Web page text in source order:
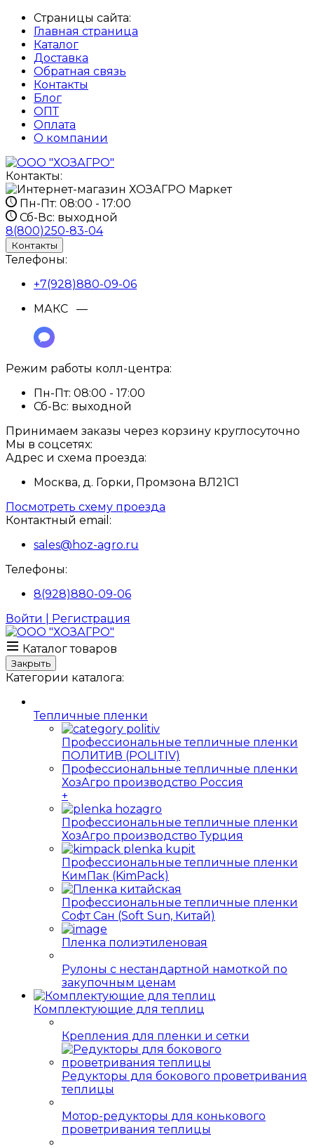
Страницы сайта:
Главная страница
Каталог
Доставка
Обратная связь
Контакты
Блог
ОПТ
Оплата
О компании
Контакты:
Пн-Пт: 08:00 - 17:00
Сб-Вс: выходной
8(800)250-83-04
Контакты
Телефоны:
+7(928)880-09-06
МАКС —
Режим работы колл-центра:
Пн-Пт: 08:00 - 17:00
Сб-Вс: выходной
Принимаем заказы через корзину круглосуточно
Мы в соцсетях:
Адрес и схема проезда:
Москва, д. Горки, Промзона ВЛ21С1
Посмотреть схему проезда
Контактный email:
sales@hoz-agro.ru
Телефоны:
8(928)880-09-06
Войти | Регистрация
Каталог товаров
Закрыть
Категории каталога:
Тепличные пленки
Профессиональные тепличные пленки
ПОЛИТИВ (POLITIV)
Профессиональные тепличные пленки
ХозАгро производство Россия
+
Профессиональные тепличные пленки
ХозАгро производство Турция
Профессиональные тепличные пленки
КимПак (KimPack)
Профессиональные тепличные пленки
Софт Сан (Soft Sun, Китай)
Пленка полиэтиленовая
Рулоны с нестандартной намоткой по
закупочным ценам
Комплектующие для теплиц
Крепления для пленки и сетки
Редукторы для бокового проветривания
теплицы
Мотор-редукторы для конькового
проветривания теплицы